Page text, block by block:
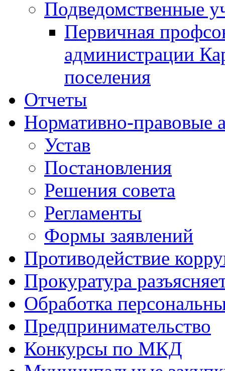
Подведомственные
Первичная
администрации
поселения
Отчеты
Нормативно-правовые
Устав
Постановления
Решения совета
Регламенты
Формы заявлений
Противодействие
Прокуратура
Обработка
Предпринимательство
Конкурсы по МКД